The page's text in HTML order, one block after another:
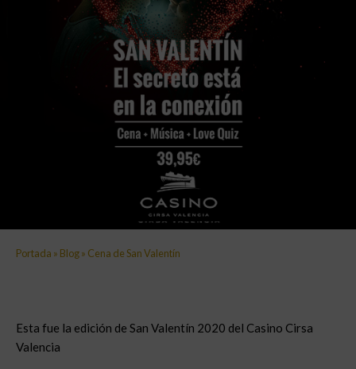
Portada » Blog» Cena de San Valentín
Esta fue la edición de San Valentín 2020 del Casino Cirsa
Valencia